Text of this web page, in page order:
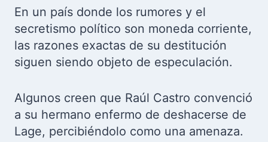
En un país donde los rumores y el
secretismo político son moneda corriente,
las razones exactas de su destitución
siguen siendo objeto de especulación.
Algunos creen que Raúl Castro convenció
a su hermano enfermo de deshacerse de
Lage, percibiéndolo como una amenaza.